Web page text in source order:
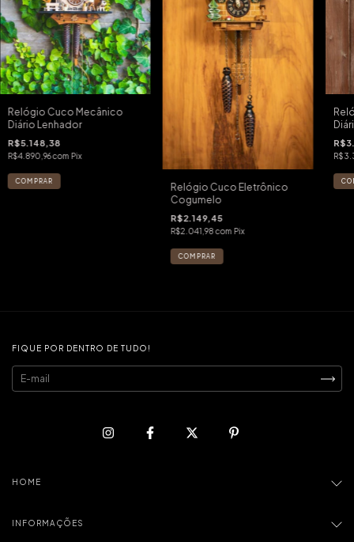
Relógio Cuco Mecânico
Diário Lenhador
R$5.148,38
R$4.890,96com Pix
Relógio Cuco Eletrônico
Cogumelo
R$2.149,45
R$2.041,98com Pix
FIQUE POR DENTRO DE TUDO!
HOME
INFORMAÇÕES